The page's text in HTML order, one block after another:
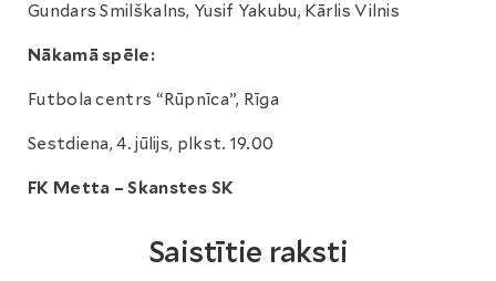
Gundars Smilškalns, Yusif Yakubu, Kārlis Vilnis
Nākamā spēle:
Futbola centrs “Rūpnīca”, Rīga
Sestdiena, 4. jūlijs, plkst. 19.00
FK Metta – Skanstes SK
Saistītie raksti